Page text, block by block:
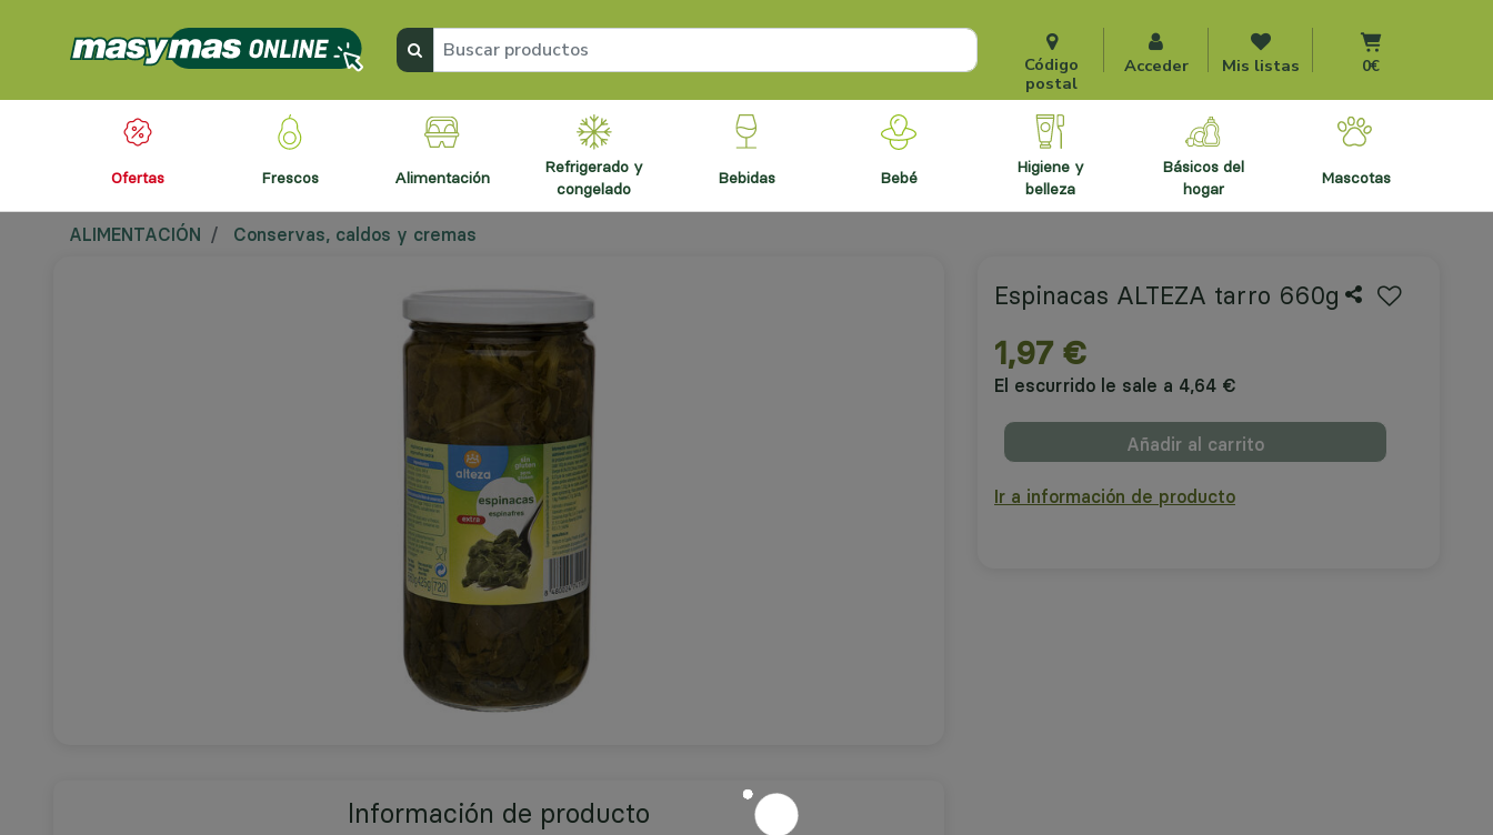
Código
postal
Acceder Mis listasIr al carrito
0€
ofertas frescos alimentación
refrigerado y
congelado
bebidas bebé
higiene y
belleza
básicos del
hogar
mascotas
ALIMENTACIÓN Conservas, caldos y cremas
Espinacas ALTEZA tarro 660g
1,97 €
El escurrido le sale a 4,64 €
Añadir al carrito
Ir a información de producto
Información de producto